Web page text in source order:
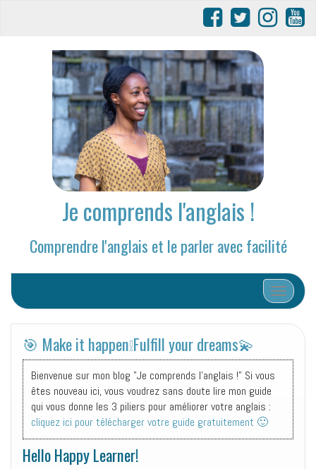
Je comprends l'anglais !
Comprendre l'anglais et le parler avec facilité
Afficher/
🎯 Make it happen❕Fulfill your dreams💫
Bienvenue sur mon blog "Je comprends l'anglais !" Si vous
êtes nouveau ici, vous voudrez sans doute lire mon guide
qui vous donne les 3 piliers pour améliorer votre anglais :
cliquez ici pour télécharger votre guide gratuitement 🙂
Hello Happy Learner!